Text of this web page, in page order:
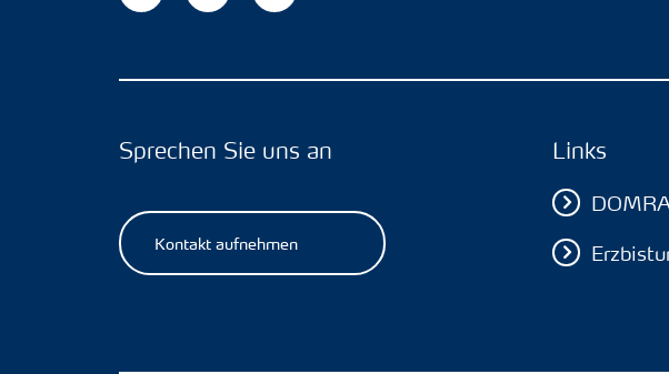
Sprechen Sie uns an
Kontakt aufnehmen
Links